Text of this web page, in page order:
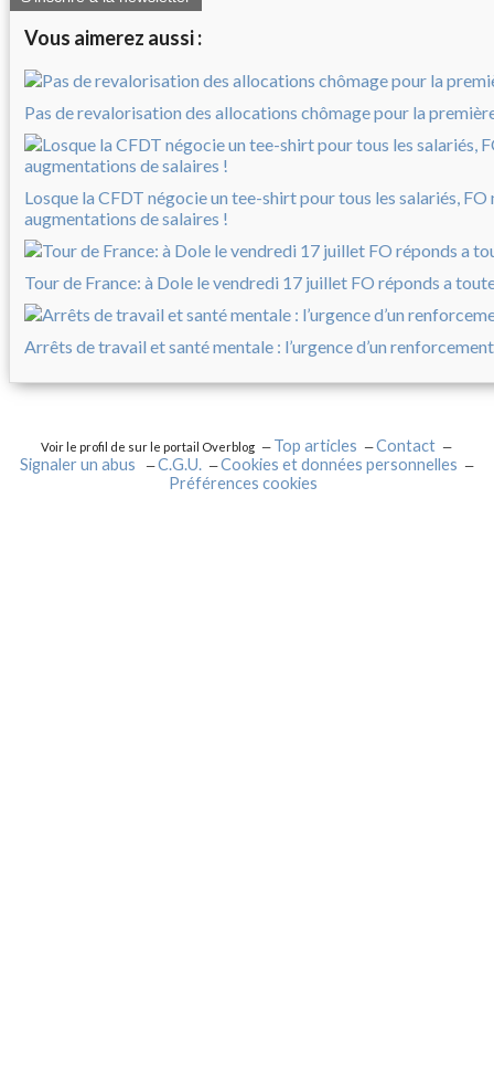
Vous aimerez aussi :
Pas de revalorisation des allocations chômage pour la
Losque la CFDT négocie un tee-shirt pour tous les salariés, FO
augmentations de salaires !
Tour de France: à Dole le vendredi 17 juillet FO réponds a
Arrêts de travail et santé mentale : l’urgence d’un
Voir le profil de sur le portail Overblog Top articles
Contact
Signaler un abus
C.G.U.
Cookies et données personnelles
Préférences cookies